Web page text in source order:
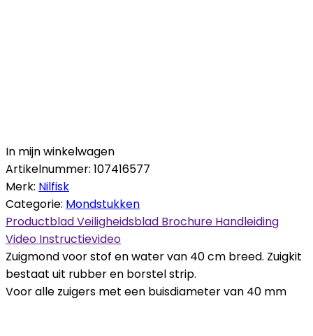
In mijn winkelwagen
Artikelnummer: 107416577
Merk: Nilfisk
Categorie: Mondstukken
ProductbladVeiligheidsblad Brochure Handleiding
Video Instructievideo
Zuigmond voor stof en water van 40 cm breed. Zuigkit
bestaat uit rubber en borstel strip.
Voor alle zuigers met een buisdiameter van 40 mm